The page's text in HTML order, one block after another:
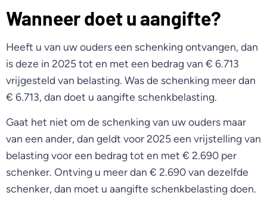
Wanneer doet u aangifte?
Heeft u van uw ouders een schenking ontvangen, dan
is deze in 2025 tot en met een bedrag van € 6.713
vrijgesteld van belasting. Was de schenking meer dan
€ 6.713, dan doet u aangifte schenkbelasting.
Gaat het niet om de schenking van uw ouders maar
van een ander, dan geldt voor 2025 een vrijstelling van
belasting voor een bedrag tot en met € 2.690 per
schenker. Ontving u meer dan € 2.690 van dezelfde
schenker, dan moet u aangifte schenkbelasting doen.